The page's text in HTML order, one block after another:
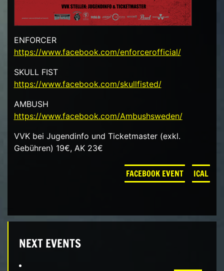
ENFORCER
https://www.facebook.com/enforcerofficial/
SKULL FIST
https://www.facebook.com/skullfisted/
AMBUSH
https://www.facebook.com/Ambushsweden/
VVK bei Jugendinfo und Ticketmaster (exkl.
Gebühren) 19€, AK 23€
FACEBOOK EVENT ICAL
NEXT EVENTS